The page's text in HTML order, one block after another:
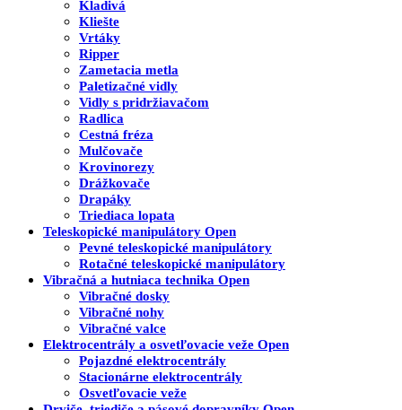
Kladivá
Kliešte
Vrtáky
Ripper
Zametacia metla
Paletizačné vidly
Vidly s pridržiavačom
Radlica
Cestná fréza
Mulčovače
Krovinorezy
Drážkovače
Drapáky
Triediaca lopata
Teleskopické manipulátory Open
Pevné teleskopické manipulátory
Rotačné teleskopické manipulátory
Vibračná a hutniaca technika Open
Vibračné dosky
Vibračné nohy
Vibračné valce
Elektrocentrály a osvetľovacie veže Open
Pojazdné elektrocentrály
Stacionárne elektrocentrály
Osvetľovacie veže